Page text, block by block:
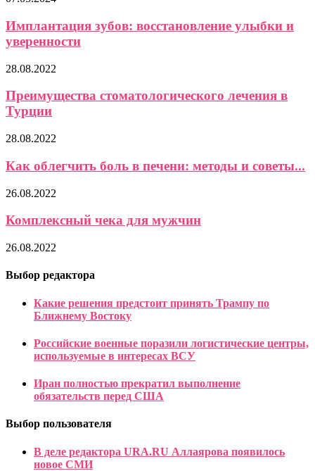
Имплантация зубов: восстановление улыбки и
уверенности
28.08.2022
Преимущества стоматологического лечения в
Турции
28.08.2022
Как облегчить боль в печени: методы и советы...
26.08.2022
Комплексный чека для мужчин
26.08.2022
Выбор редактора
Какие решения предстоит принять Трампу по
Ближнему Востоку
Российские военные поразили логистические центры,
используемые в интересах ВСУ
Иран полностью прекратил выполнение
обязательств перед США
Выбор пользователя
В деле редактора URA.RU Аллаярова появилось
новое СМИ